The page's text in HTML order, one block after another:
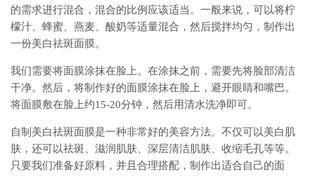
的需求进行混合，混合的比例应该适当。一般来说，可以将柠
檬汁、蜂蜜、燕麦、酸奶等适量混合，然后搅拌均匀，制作出
一份美白祛斑面膜。
我们需要将面膜涂抹在脸上。在涂抹之前，需要先将脸部清洁
干净。然后，将制作好的面膜涂抹在脸上，避开眼睛和嘴巴。
将面膜敷在脸上约15-20分钟，然后用清水洗净即可。
自制美白祛斑面膜是一种非常好的美容方法。不仅可以美白肌
肤，还可以祛斑、滋润肌肤、深层清洁肌肤、收缩毛孔等等。
只要我们准备好原料，并且合理搭配，制作出适合自己的面